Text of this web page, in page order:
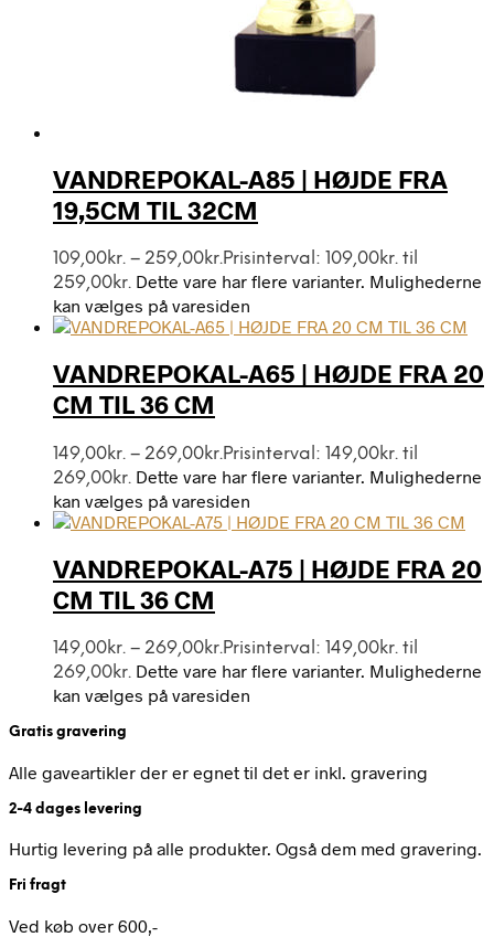
VANDREPOKAL-A85 | HØJDE FRA
19,5CM TIL 32CM
109,00kr. – 259,00kr.Prisinterval: 109,00kr. til
259,00kr. Dette vare har flere varianter. Mulighederne
kan vælges på varesiden
VANDREPOKAL-A65 | HØJDE FRA 20
CM TIL 36 CM
149,00kr. – 269,00kr.Prisinterval: 149,00kr. til
269,00kr. Dette vare har flere varianter. Mulighederne
kan vælges på varesiden
VANDREPOKAL-A75 | HØJDE FRA 20
CM TIL 36 CM
149,00kr. – 269,00kr.Prisinterval: 149,00kr. til
269,00kr. Dette vare har flere varianter. Mulighederne
kan vælges på varesiden
Gratis gravering
Alle gaveartikler der er egnet til det er inkl. gravering
2-4 dages levering
Hurtig levering på alle produkter. Også dem med gravering.
Fri fragt
Ved køb over 600,-